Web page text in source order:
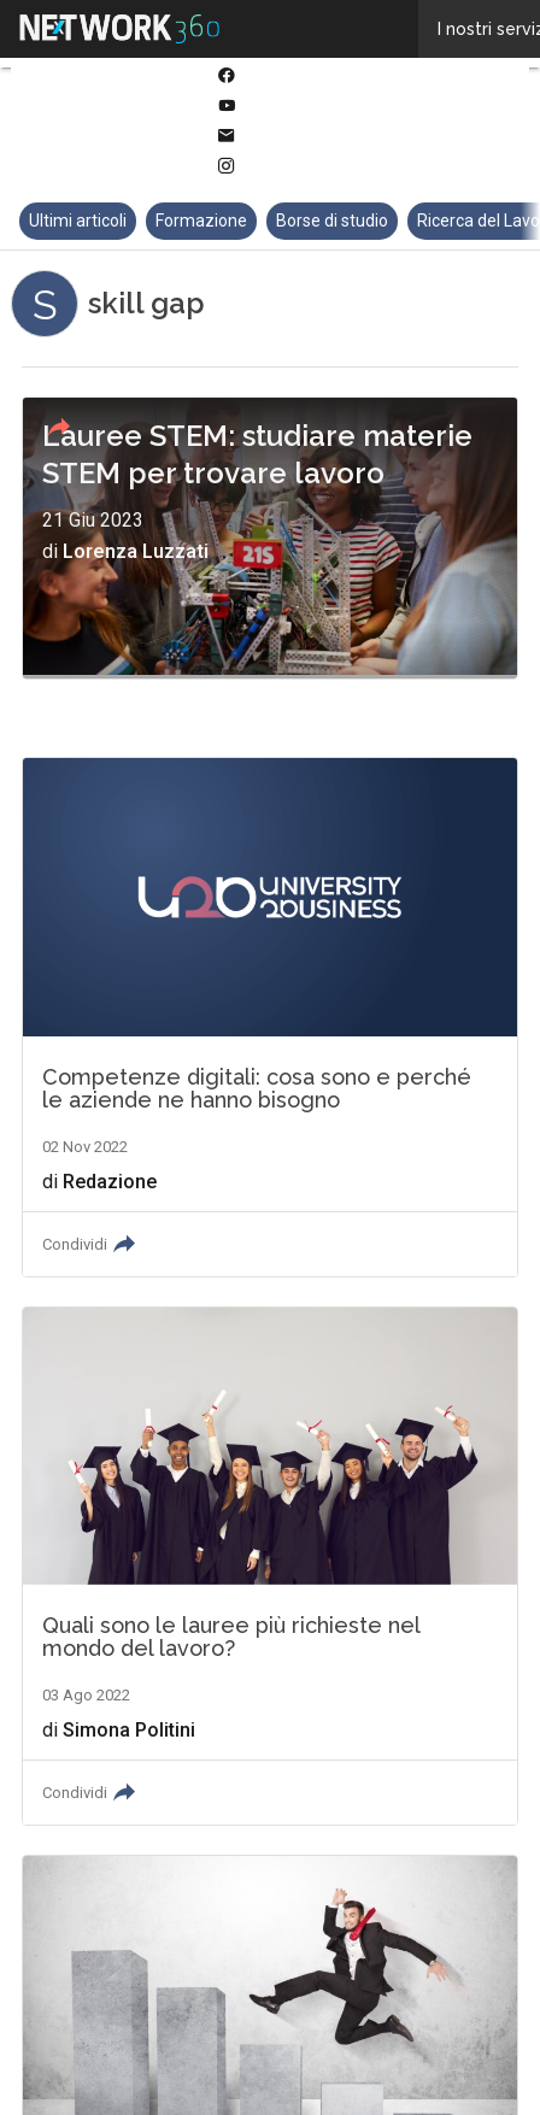
I nostri
Ultimi articoli Formazione Borse di studio Ricerca del
S skill gap
Lauree STEM: studiare materie
STEM per trovare lavoro
21 Giu 2023
di Lorenza Luzzati
Competenze digitali: cosa sono e perché
le aziende ne hanno bisogno
02 Nov 2022
di Redazione
Condividi
Quali sono le lauree più richieste nel
mondo del lavoro?
03 Ago 2022
diSimona Politini
Condividi